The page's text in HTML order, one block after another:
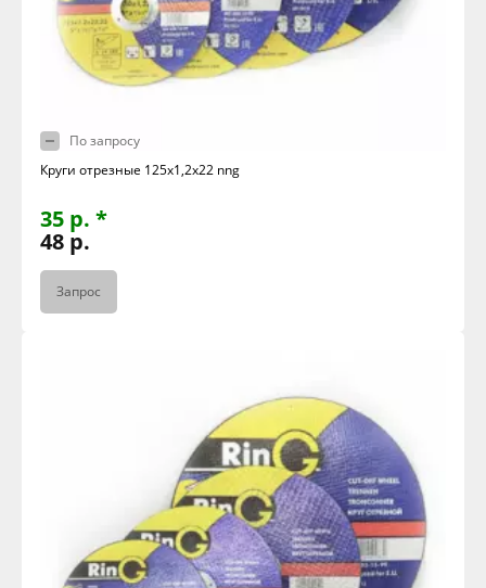
По запросу
Круги отрезные 125х1,2х22 nng
35 р. *
48 р.
Запрос